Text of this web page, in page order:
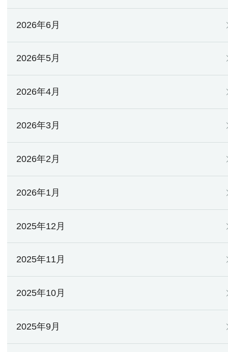
2026年6月
2026年5月
2026年4月
2026年3月
2026年2月
2026年1月
2025年12月
2025年11月
2025年10月
2025年9月